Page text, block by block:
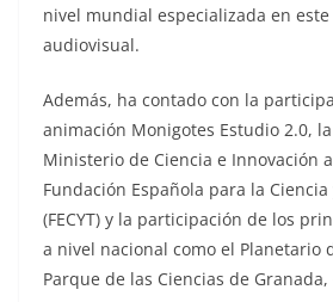
nivel mundial especializada en
audiovisual.
Además, ha contado con la
animación Monigotes Estudio 2.0,
Ministerio de Ciencia e Innovación
Fundación Española para la
(FECYT) y la participación de los
a nivel nacional como el Planetario
Parque de las Ciencias de